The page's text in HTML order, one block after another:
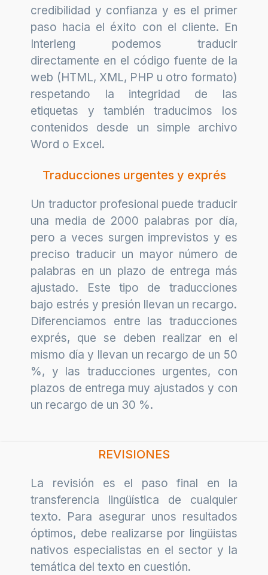
credibilidad y confianza y es el primer
paso hacia el éxito con el cliente. En
Interleng podemos traducir
directamente en el código fuente de la
web (HTML, XML, PHP u otro formato)
respetando la integridad de las
etiquetas y también traducimos los
contenidos desde un simple archivo
Word o Excel.
Traducciones urgentes y exprés
Un traductor profesional puede traducir
una media de 2000 palabras por día,
pero a veces surgen imprevistos y es
preciso traducir un mayor número de
palabras en un plazo de entrega más
ajustado. Este tipo de traducciones
bajo estrés y presión llevan un recargo.
Diferenciamos entre las traducciones
exprés, que se deben realizar en el
mismo día y llevan un recargo de un 50
%, y las traducciones urgentes, con
plazos de entrega muy ajustados y con
un recargo de un 30 %.
REVISIONES
La revisión es el paso final en la
transferencia lingüística de cualquier
texto. Para asegurar unos resultados
óptimos, debe realizarse por lingüistas
nativos especialistas en el sector y la
temática del texto en cuestión.